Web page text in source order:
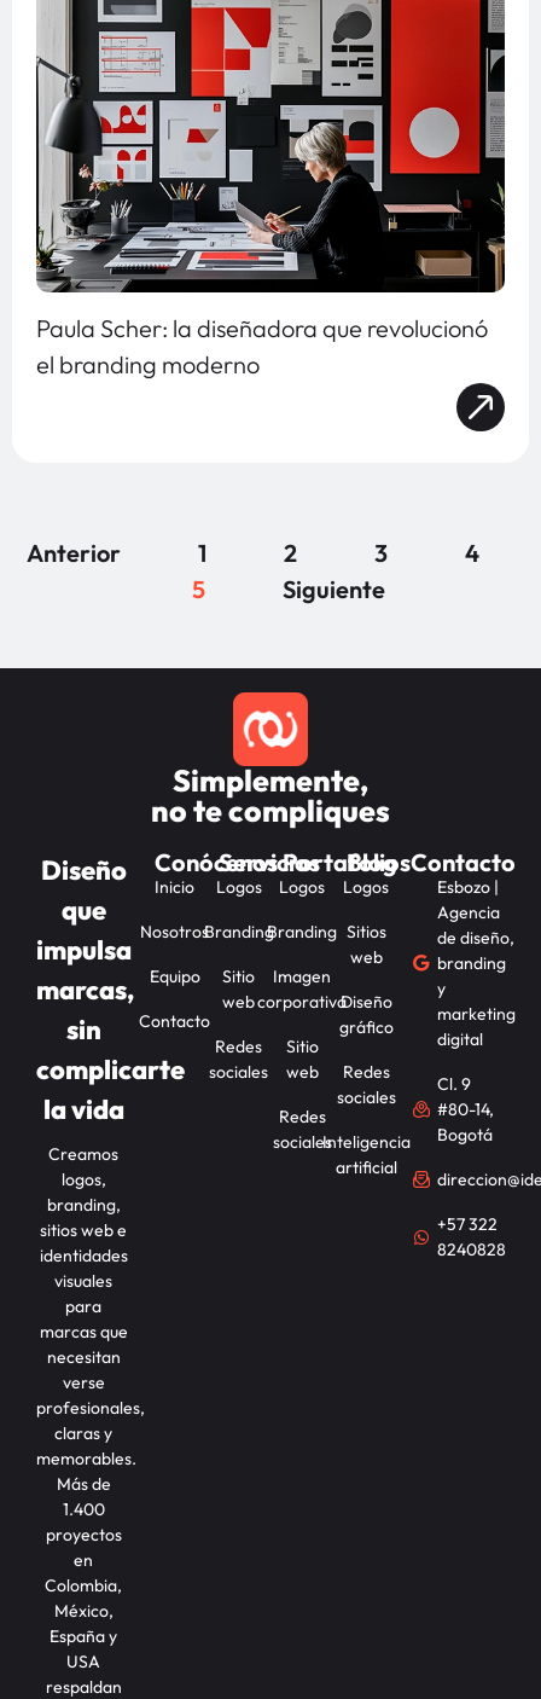
Paula Scher: la diseñadora que revolucionó
el branding moderno
Anterior 1 2 3
4
5
Siguiente
Simplemente,
no te compliques
Diseño
que
impulsa
marcas,
sin
complicarte
la vida
Creamos
logos,
branding,
sitios web e
identidades
visuales
para
marcas que
necesitan
verse
profesionales,
claras y
memorables.
Más de
1.400
proyectos
en
Colombia,
México,
España y
USA
respaldan
Conócenos
Inicio
Nosotros
Equipo
Contacto
Servicios
Logos
Branding
Sitio
web
Redes
sociales
Portafolios
Logos
Branding
Imagen
corporativa
Sitio
web
Redes
sociales
Blog
Logos
Sitios
web
Diseño
gráfico
Redes
sociales
Inteligencia
artificial
Contacto
Esbozo |
Agencia
de diseño,
branding
y
marketing
digital
Cl. 9
#80-14,
Bogotá
+57 322
8240828